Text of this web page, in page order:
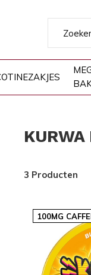
KURWA
3 Producten
100MG